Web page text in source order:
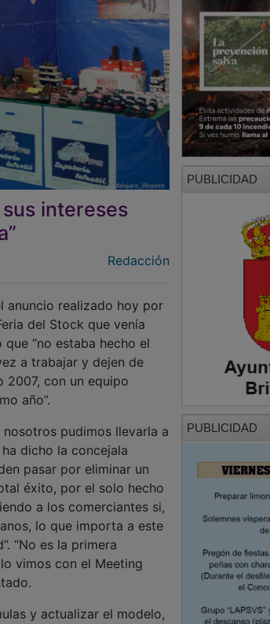
intereses
Redacción
anuncio realizado hoy por
del Stock que venía
“no estaba hecho el
a trabajar y dejen de
2007, con un equipo
año”.
pudimos llevarla a
dicho la concejala
pasar por eliminar un
éxito, por el solo hecho
a los comerciantes si,
lo que importa a este
“No es la primera
vimos con el Meeting
y actualizar el modelo,
PUBLICIDAD
PUBLICIDAD